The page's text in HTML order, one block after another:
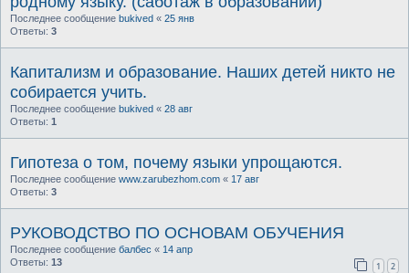
Последнее сообщение bukived « 25 янв
Ответы: 3
Капитализм и образование. Наших детей никто не
собирается учить.
Последнее сообщение bukived « 28 авг
Ответы: 1
Гипотеза о том, почему языки упрощаются.
Последнее сообщение www.zarubezhom.com « 17 авг
Ответы: 3
РУКОВОДСТВО ПО ОСНОВАМ ОБУЧЕНИЯ
Последнее сообщение балбес « 14 апр
Ответы: 13 1 2